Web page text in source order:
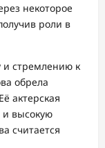
некоторое
роли в
и стремлению к
обрела
актерская
и высокую
считается